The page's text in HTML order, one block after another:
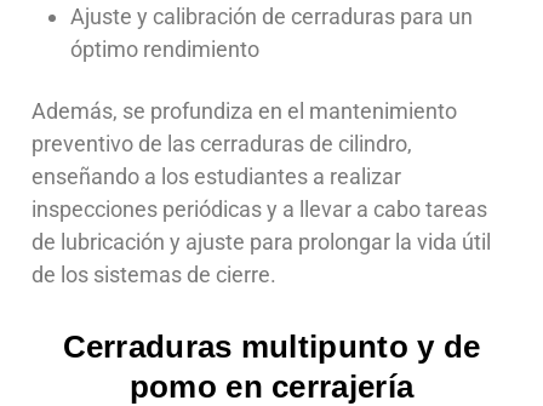
Ajuste y calibración de cerraduras para un
óptimo rendimiento
Además, se profundiza en el mantenimiento
preventivo de las cerraduras de cilindro,
enseñando a los estudiantes a realizar
inspecciones periódicas y a llevar a cabo tareas
de lubricación y ajuste para prolongar la vida útil
de los sistemas de cierre.
Cerraduras multipunto y de
pomo en cerrajería